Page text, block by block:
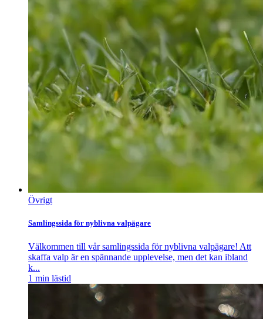
Övrigt
Samlingssida för nyblivna valpägare
Välkommen till vår samlingssida för nyblivna valpägare! Att
skaffa valp är en spännande upplevelse, men det kan ibland
k...
1 min lästid